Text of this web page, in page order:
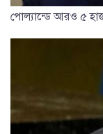
পোল্যান্ডে আরও ৫